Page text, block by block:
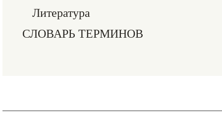
Литература
СЛОВАРЬ ТЕРМИНОВ